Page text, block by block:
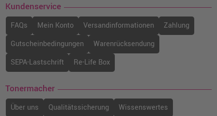
Kundenservice
FAQs Mein Konto Versandinformationen
Zahlung
Gutscheinbedingungen
Warenrücksendung
SEPA-Lastschrift
Re-Life Box
Tonermacher
Über uns Qualitätssicherung
Wissenswertes